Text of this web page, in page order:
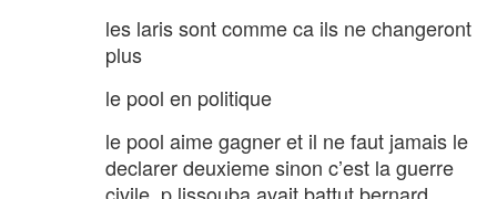
les laris sont comme ca ils ne changeront
plus
le pool en politique
le pool aime gagner et il ne faut jamais le
declarer deuxieme sinon c’est la guerre
civile. p lissouba avait battut bernard